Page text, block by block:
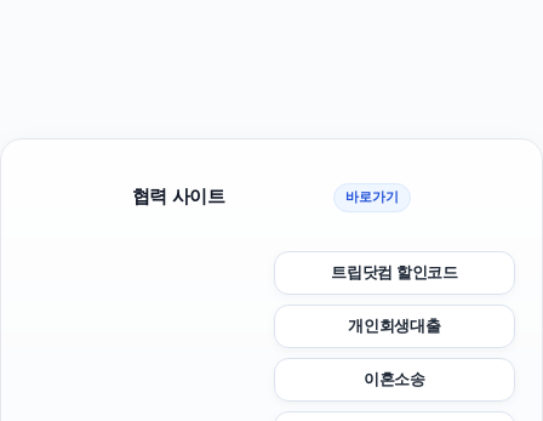
협력 사이트 바로가기
트립닷컴 할인코드
개인회생대출
이혼소송